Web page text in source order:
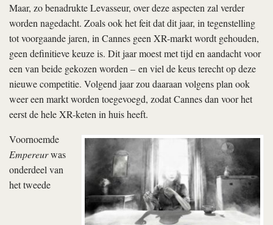
Maar, zo benadrukte Levasseur, over deze aspecten zal verder
worden nagedacht. Zoals ook het feit dat dit jaar, in tegenstelling
tot voorgaande jaren, in Cannes geen XR-markt wordt gehouden,
geen definitieve keuze is. Dit jaar moest met tijd en aandacht voor
een van beide gekozen worden – en viel de keus terecht op deze
nieuwe competitie. Volgend jaar zou daaraan volgens plan ook
weer een markt worden toegevoegd, zodat Cannes dan voor het
eerst de hele XR-keten in huis heeft.
Voornoemde
Empereurwas
onderdeel van
het tweede